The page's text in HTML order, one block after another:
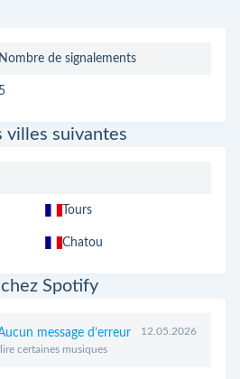
Nombre de signalements
5
villes suivantes
Tours
Chatou
Spotify
message d’erreur
certaines musiques
12.05.2026